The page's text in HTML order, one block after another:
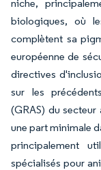
niche,
biologiques, où
complètent sa
européenne de
directives
sur les
(GRAS) du
une part minimale
principalement
spécialisés pour